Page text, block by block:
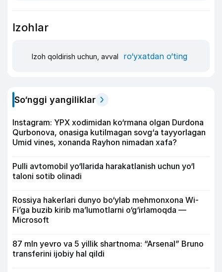
Izohlar
Izoh qoldirish uchun, avval ro‘yxatdan o‘ting
So‘nggi yangiliklar
Instagram: YPX xodimidan ko‘rmana olgan Durdona
Qurbonova, onasiga kutilmagan sovg‘a tayyorlagan
Umid vines, xonanda Rayhon nimadan xafa?
Pulli avtomobil yo‘llarida harakatlanish uchun yo‘l
taloni sotib olinadi
Rossiya hakerlari dunyo bo‘ylab mehmonxona Wi-
Fi’ga buzib kirib ma’lumotlarni o‘g‘irlamoqda —
Microsoft
87 mln yevro va 5 yillik shartnoma: “Arsenal” Bruno
transferini ijobiy hal qildi